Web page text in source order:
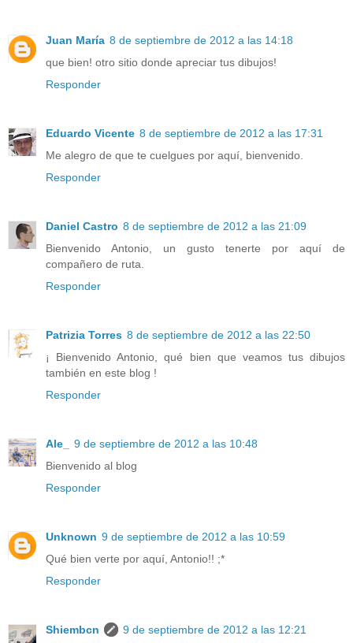
Juan María 8 de septiembre de 2012 a las 14:18
que bien! otro sitio donde apreciar tus dibujos!
Responder
Eduardo Vicente 8 de septiembre de 2012 a las 17:31
Me alegro de que te cuelgues por aquí, bienvenido.
Responder
Daniel Castro 8 de septiembre de 2012 a las 21:09
Bienvenido Antonio, un gusto tenerte por aquí de
compañero de ruta.
Responder
Patrizia Torres 8 de septiembre de 2012 a las 22:50
¡ Bienvenido Antonio, qué bien que veamos tus dibujos
también en este blog !
Responder
Ale_
9 de septiembre de 2012 a las 10:48
Bienvenido al blog
Responder
Unknown 9 de septiembre de 2012 a las 10:59
Qué bien verte por aquí, Antonio!! ;*
Responder
Shiembcn
9 de septiembre de 2012 a las 12:21